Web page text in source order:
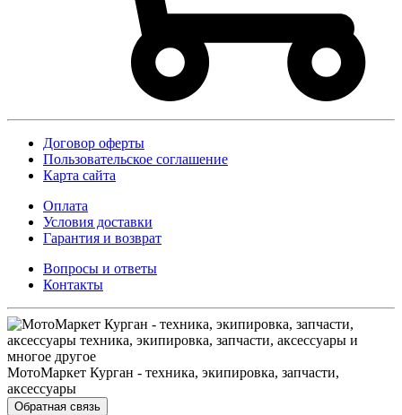
Договор оферты
Пользовательское соглашение
Карта сайта
Оплата
Условия доставки
Гарантия и возврат
Вопросы и ответы
Контакты
МотоМаркет Курган - техника, экипировка, запчасти,
аксессуары
Обратная связь